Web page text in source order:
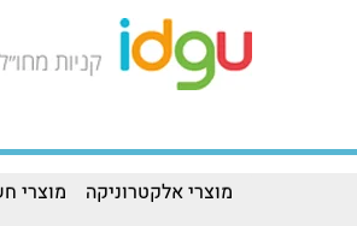
מוצרי אלקטרוניקה מוצרי